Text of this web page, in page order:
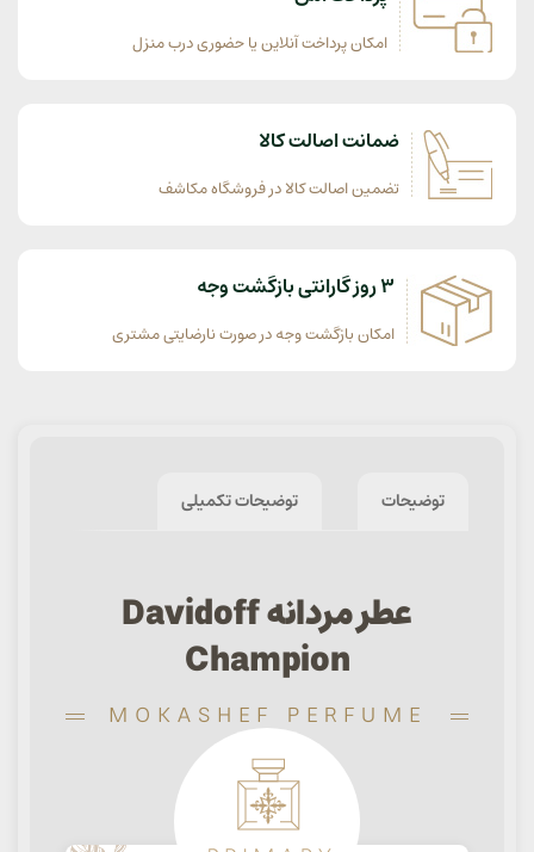
امکان پرداخت آنلاین یا حضوری درب منزل
ضمانت اصالت کالا
تضمین اصالت کالا در فروشگاه مکاشف
3 روز گارانتی بازگشت وجه
امکان بازگشت وجه در صورت نارضایتی مشتری
توضیحات توضیحات تکمیلی
عطر مردانه Davidoff
Champion
MOKASHEF PERFUME